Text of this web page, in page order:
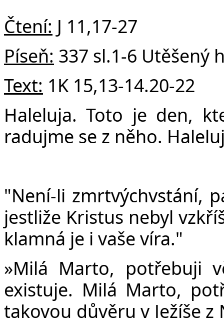
Čtení: J 11,17-27
Píseň: 337 sl.1-6 Utěšený
Text: 1K 15,13-14.20-22
Haleluja. Toto je den,
radujme se z něho.
"Není-li zmrtvýchvstání,
jestliže Kristus nebyl
klamná je i vaše víra."
»Milá Marto, potřebuji
existuje. Milá Marto,
takovou důvěru v Ježíše